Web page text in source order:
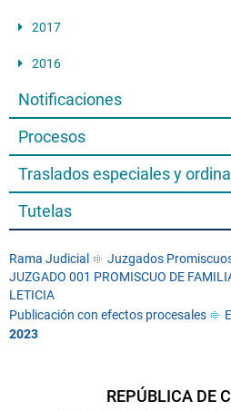
2017
2016
Notificaciones
Procesos
Traslados especiales y
Tutelas
Rama Judicial
Juzgados
JUZGADO 001 PROMISCUO DE
LETICIA
Publicación con efectos procesales
2023
REPÚBLICA DE